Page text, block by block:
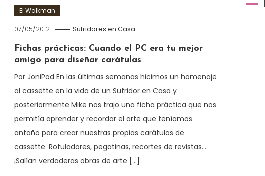
El Walkman
07/05/2012 Sufridores en Casa
Fichas prácticas: Cuando el PC era tu mejor
amigo para diseñar carátulas
Por JoniPod En las últimas semanas hicimos un homenaje
al cassette en la vida de un Sufridor en Casa y
posteriormente Mike nos trajo una ficha práctica que nos
permitía aprender y recordar el arte que teníamos
antaño para crear nuestras propias carátulas de
cassette. Rotuladores, pegatinas, recortes de revistas…
¡Salían verdaderas obras de arte […]